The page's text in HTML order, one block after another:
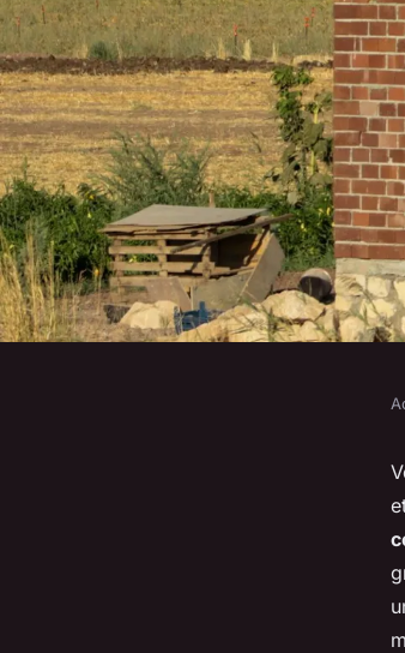
Les experts
soutènement
sécuriser les